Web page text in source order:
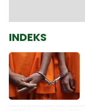
INDEKS